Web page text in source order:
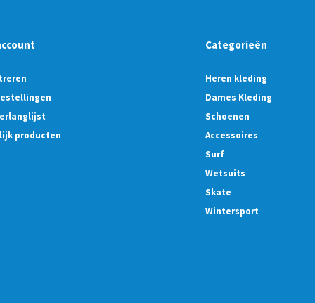
producten
Categorieën
Heren kleding
Dames Kleding
Schoenen
Accessoires
Surf
Wetsuits
Skate
Wintersport